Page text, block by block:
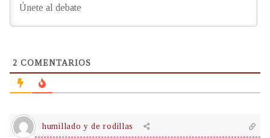
2 COMENTARIOS
humillado y de rodillas